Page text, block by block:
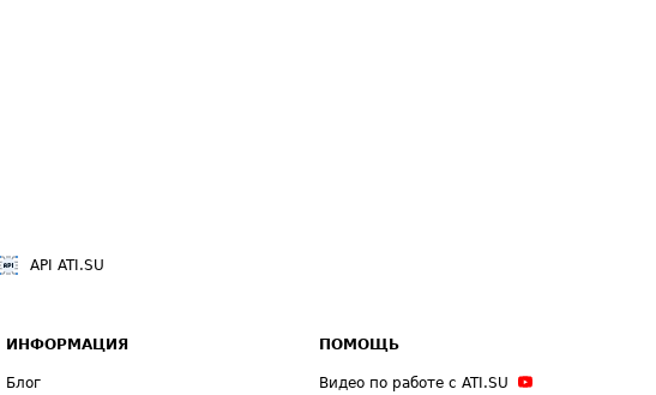
API ATI.SU
ИНФОРМАЦИЯ
Блог
ПОМОЩЬ
Видео по работе с ATI.SU